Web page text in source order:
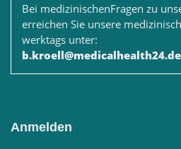
Bei medizinischenFragen zu
erreichen Sie unsere
werktags unter:
b.kroell@medicalhealth24.de
Anmelden